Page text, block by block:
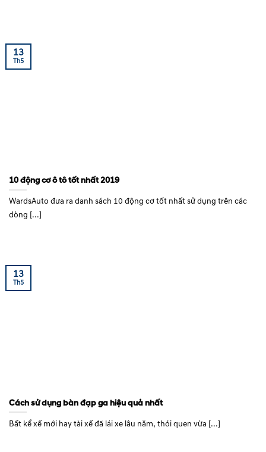
10 động cơ ô tô tốt nhất 2019
WardsAuto đưa ra danh sách 10 động cơ tốt nhất sử dụng trên các
dòng [...]
13
Th5
Cách sử dụng bàn đạp ga hiệu quả nhất
Bất kể xế mới hay tài xế đã lái xe lâu năm, thói quen vừa [...]
13
Th5